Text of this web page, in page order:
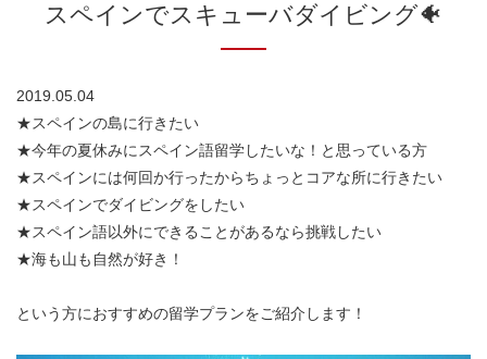
スペインでスキューバダイビング🐠
2019.05.04
★スペインの島に行きたい
★今年の夏休みにスペイン語留学したいな！と思っている方
★スペインには何回か行ったからちょっとコアな所に行きたい
★スペインでダイビングをしたい
★スペイン語以外にできることがあるなら挑戦したい
★海も山も自然が好き！
という方におすすめの留学プランをご紹介します！